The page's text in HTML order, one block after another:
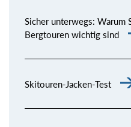
Sicher unterwegs: Warum
Bergtouren wichtig sind
Skitouren-Jacken-Test